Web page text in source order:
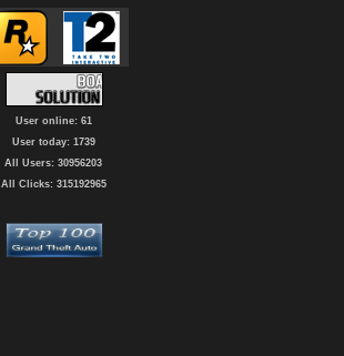
User online: 61
User today: 1739
All Users: 30956203
All Clicks: 315192965